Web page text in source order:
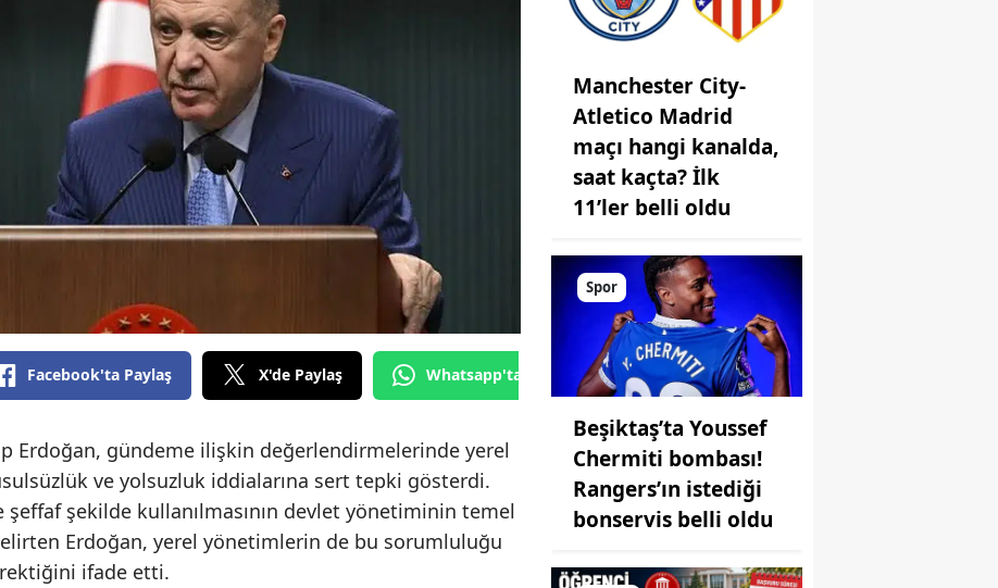
Facebook'ta Paylaş X'de Paylaş Whatsapp'tan Gönder
Erdoğan, gündeme ilişkin değerlendirmelerinde yerel
ve yolsuzluk iddialarına sert tepki gösterdi.
şeffaf şekilde kullanılmasının devlet yönetiminin temel
Erdoğan, yerel yönetimlerin de bu sorumluluğu
ifade etti.
Manchester City-
Atletico Madrid
maçı hangi kanalda,
saat kaçta? İlk
11’ler belli oldu
Spor
Beşiktaş’ta Youssef
Chermiti bombası!
Rangers’ın istediği
bonservis belli oldu